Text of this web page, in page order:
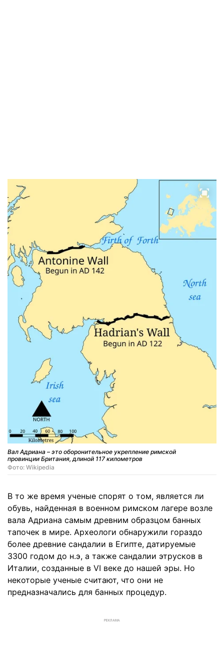
Вал Адриана – это оборонительное укрепление римской
провинции Британия, длиной 117 километров
Фото: Wikipedia
В то же время ученые спорят о том, является ли
обувь, найденная в военном римском лагере возле
вала Адриана самым древним образцом банных
тапочек в мире. Археологи обнаружили гораздо
более древние сандалии в Египте, датируемые
3300 годом до н.э, а также сандалии этрусков в
Италии, созданные в VI веке до нашей эры. Но
некоторые ученые считают, что они не
предназначались для банных процедур.
РЕКЛАМА